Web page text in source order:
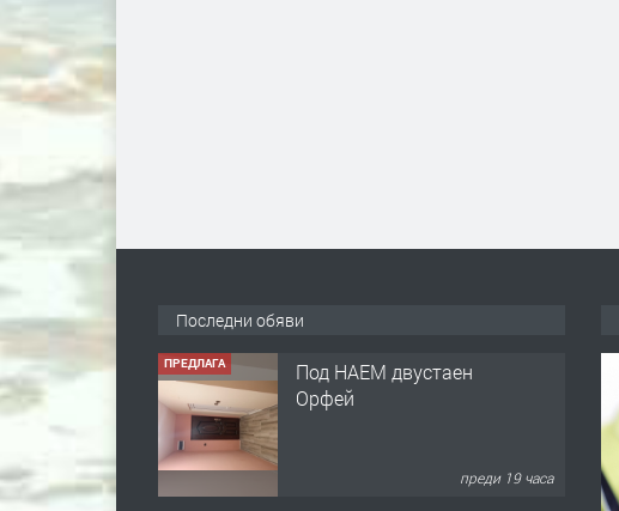
Последни обяви
ПРЕДЛАГА
Под НАЕМ двустаен
Орфей
преди 19 часа